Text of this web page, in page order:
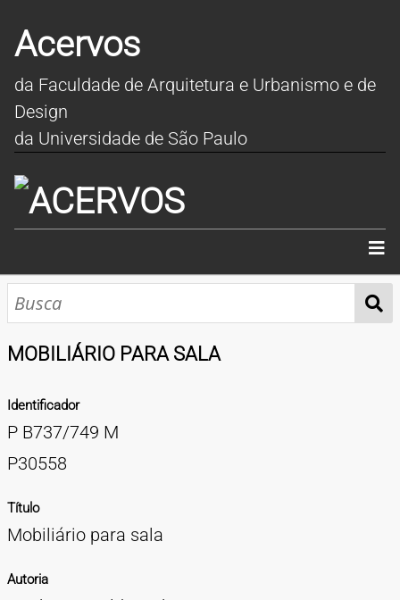
Acervos
da Faculdade de Arquitetura e Urbanismo e de
Design
da Universidade de São Paulo
INÍCIO
Cartazes
Diapositivos
Documentação
Fotografias
Maquetes
Negativos
Periódicos
Publicações
Projetos
Vídeos
BUSCA AVANÇADA
CONTATOS
EXPEDIENTE
MOBILIÁRIO PARA SALA
Identificador
P B737/749 M
P30558
Título
Mobiliário para sala
Autoria